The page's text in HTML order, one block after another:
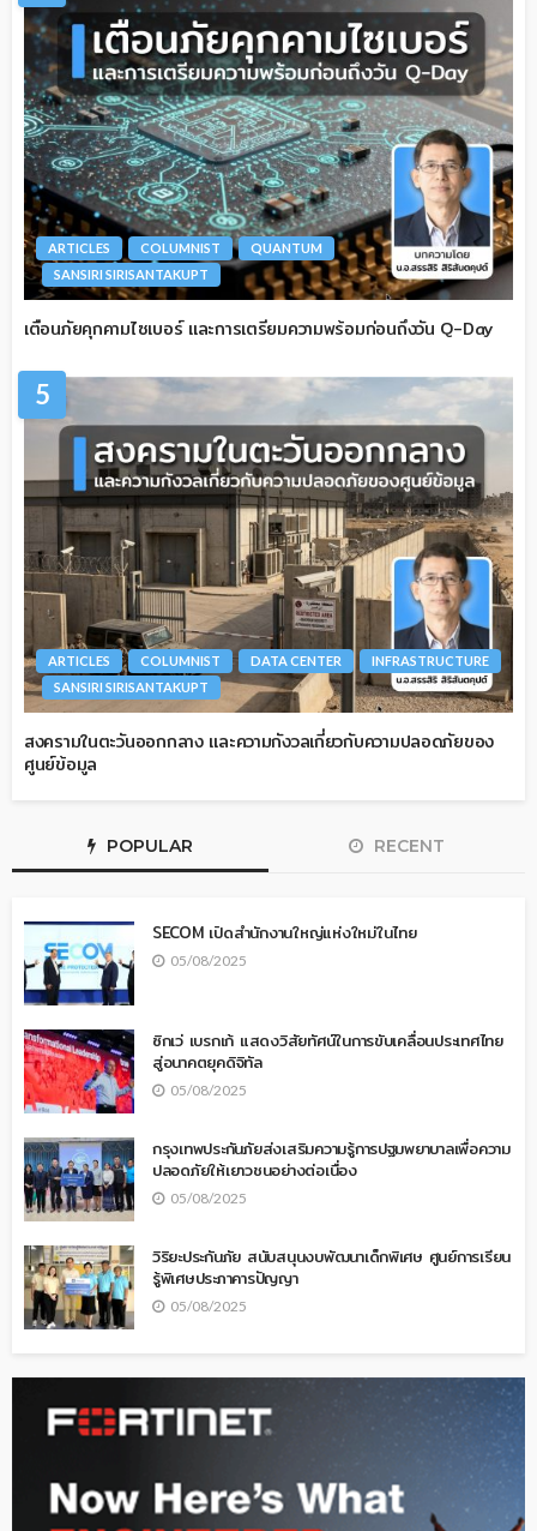
ARTICLES COLUMNIST
QUANTUM
SANSIRI SIRISANTAKUPT
เตือนภัยคุกคามไซเบอร์ และการเตรียมความพร้อมก่อนถึงวัน Q-Day
5
ARTICLES COLUMNIST DATA CENTER
INFRASTRUCTURE
SANSIRI SIRISANTAKUPT
สงครามในตะวันออกกลาง และความกังวลเกี่ยวกับความปลอดภัยของ
ศูนย์ข้อมูล
POPULAR RECENT
SECOM เปิดสำนักงานใหญ่แห่งใหม่ในไทย
05/08/2025
ซิกเว่ เบรกเก้ แสดงวิสัยทัศน์ในการขับเคลื่อนประเทศไทย
สู่อนาคตยุคดิจิทัล
05/08/2025
กรุงเทพประกันภัยส่งเสริมความรู้การปฐมพยาบาลเพื่อความ
ปลอดภัยให้เยาวชนอย่างต่อเนื่อง
05/08/2025
วิริยะประกันภัย สนับสนุนงบพัฒนาเด็กพิเศษ ศูนย์การเรียน
รู้พิเศษประภาคารปัญญา
05/08/2025